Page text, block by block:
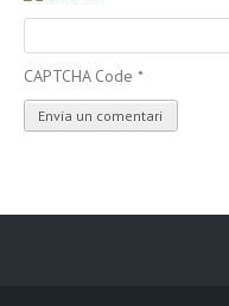
CAPTCHA Code *